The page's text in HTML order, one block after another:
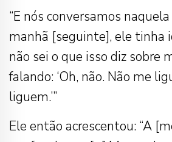
“E nós conversamos
manhã [seguinte], ele tinha
não sei o que isso diz sobre
falando: ‘Oh, não. Não me
liguem.’”
Ele então acrescentou: “A